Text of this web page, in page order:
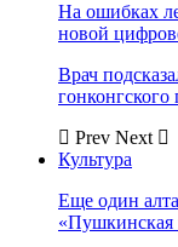
На ошибках
новой
Врач
Prev Next
Культура
Еще один
«Пушкинская